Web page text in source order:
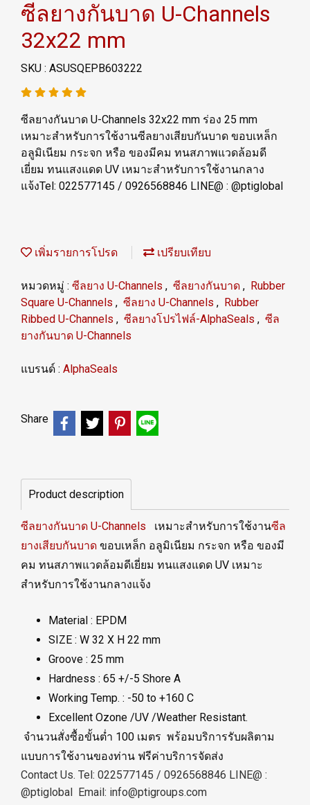
ซีลยางกันบาด U-Channels
32x22 mm
SKU : ASUSQEPB603222
ซีลยางกันบาด U-Channels 32x22 mm ร่อง 25 mm
เหมาะสำหรับการใช้งานซีลยางเสียบกันบาด ขอบเหล็ก
อลูมิเนียม กระจก หรือ ของมีคม ทนสภาพแวดล้อมดี
เยี่ยม ทนแสงแดด UV เหมาะสำหรับการใช้งานกลาง
แจ้งTel: 022577145 / 0926568846 LINE@ : @ptiglobal
เพิ่มรายการโปรด เปรียบเทียบ
หมวดหมู่ : ซีลยาง U-Channels , ซีลยางกันบาด , Rubber
Square U-Channels , ซีลยาง U-Channels , Rubber
Ribbed U-Channels , ซีลยางโปรไฟล์-AlphaSeals , ซีล
ยางกันบาด U-Channels
แบรนด์ : AlphaSeals
Share
Product description
ซีลยางกันบาด U-Channels เหมาะสำหรับการใช้งานซีล
ยางเสียบกันบาด ขอบเหล็ก อลูมิเนียม กระจก หรือ ของมี
คม ทนสภาพแวดล้อมดีเยี่ยม ทนแสงแดด UV เหมาะ
สำหรับการใช้งานกลางแจ้ง
Material : EPDM
SIZE : W 32 X H 22 mm
Groove : 25 mm
Hardness : 65 +/-5 Shore A
Working Temp. : -50 to +160 C
Excellent Ozone /UV /Weather Resistant.
จำนวนสั่งซื้อขั้นต่ำ 100 เมตร พร้อมบริการรับผลิตาม
แบบการใช้งานของท่าน ฟรีค่าบริการจัดส่ง
Contact Us. Tel: 022577145 / 0926568846 LINE@ :
@ptiglobal Email: info@ptigroups.com